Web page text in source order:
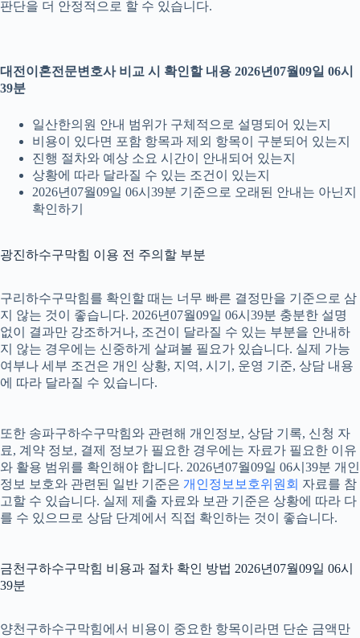
판단을 더 안정적으로 할 수 있습니다.
대전이혼전문변호사 비교 시 확인할 내용 2026년07월09일 06시
39분
일산한의원 안내 범위가 구체적으로 설명되어 있는지
비용이 있다면 포함 항목과 제외 항목이 구분되어 있는지
진행 절차와 예상 소요 시간이 안내되어 있는지
상황에 따라 달라질 수 있는 조건이 있는지
2026년07월09일 06시39분 기준으로 오래된 안내는 아닌지
확인하기
광진하수구막힘 이용 전 주의할 부분
구리하수구막힘를 확인할 때는 너무 빠른 결정만을 기준으로 삼
지 않는 것이 좋습니다. 2026년07월09일 06시39분 충분한 설명
없이 결과만 강조하거나, 조건이 달라질 수 있는 부분을 안내하
지 않는 경우에는 신중하게 살펴볼 필요가 있습니다. 실제 가능
여부나 세부 조건은 개인 상황, 지역, 시기, 운영 기준, 상담 내용
에 따라 달라질 수 있습니다.
또한 송파구하수구막힘와 관련해 개인정보, 상담 기록, 신청 자
료, 계약 정보, 결제 정보가 필요한 경우에는 자료가 필요한 이유
와 활용 범위를 확인해야 합니다. 2026년07월09일 06시39분 개인
정보 보호와 관련된 일반 기준은 개인정보보호위원회 자료를 참
고할 수 있습니다. 실제 제출 자료와 보관 기준은 상황에 따라 다
를 수 있으므로 상담 단계에서 직접 확인하는 것이 좋습니다.
금천구하수구막힘 비용과 절차 확인 방법 2026년07월09일 06시
39분
양천구하수구막힘에서 비용이 중요한 항목이라면 단순 금액만